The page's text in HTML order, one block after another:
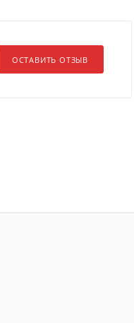
ОСТАВИТЬ ОТЗЫВ